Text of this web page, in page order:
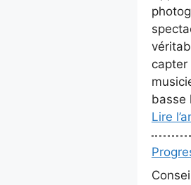
capter
basse
Lire